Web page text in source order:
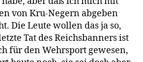
von Kru-Negern abgeben
Die Leute wollen das ja so,
Tat des Reichsbanners ist
für den Wehrsport gewesen,